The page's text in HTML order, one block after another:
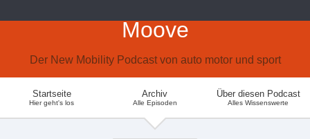
Moove
Der New Mobility Podcast von auto motor und sport
Startseite
Hier geht's los
Archiv
Alle Episoden
Über diesen Podcast
Alles Wissenswerte